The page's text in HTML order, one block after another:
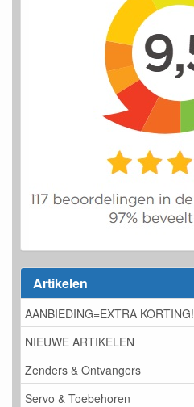
Artikelen
AANBIEDING=EXTRA KORTING!
NIEUWE ARTIKELEN
Zenders & Ontvangers
Servo & Toebehoren